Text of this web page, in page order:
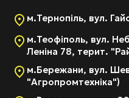
м.Тернопіль, вул.
м.Теофіполь, вул.
Леніна 78, терит.
м.Бережани, вул.
"Агропромтехніка")